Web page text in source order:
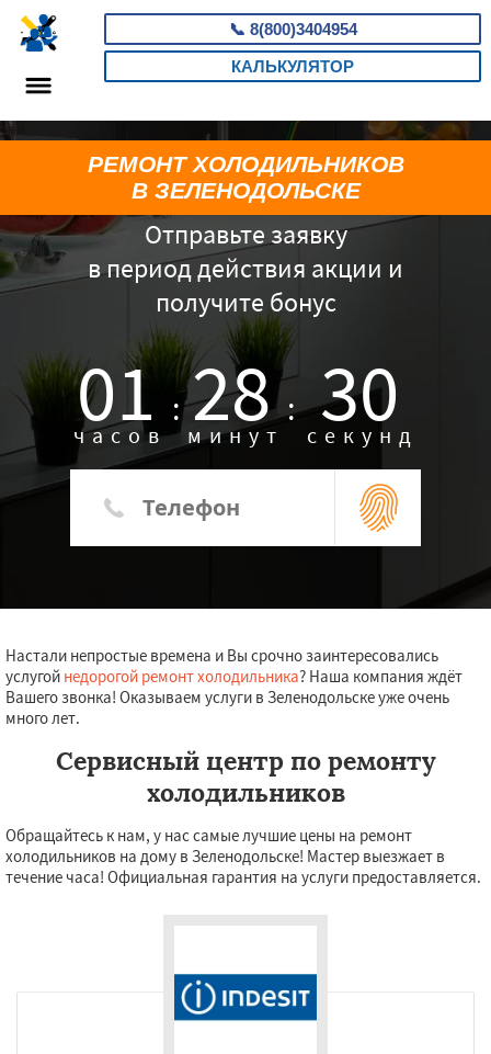
📞 8(800)3404954
КАЛЬКУЛЯТОР
Отправьте заявку
в период действия акции и
получите бонус
01 :
часов 28 :
минут 29
секунд
РЕМОНТ ХОЛОДИЛЬНИКОВ
В ЗЕЛЕНОДОЛЬСКЕ
Настали непростые времена и Вы срочно заинтересовались
услугой недорогой ремонт холодильника? Наша компания ждёт
Вашего звонка! Оказываем услуги в Зеленодольске уже очень
много лет.
Сервисный центр по ремонту
холодильников
Обращайтесь к нам, у нас самые лучшие цены на ремонт
холодильников на дому в Зеленодольске! Мастер выезжает в
течение часа! Официальная гарантия на услуги предоставляется.